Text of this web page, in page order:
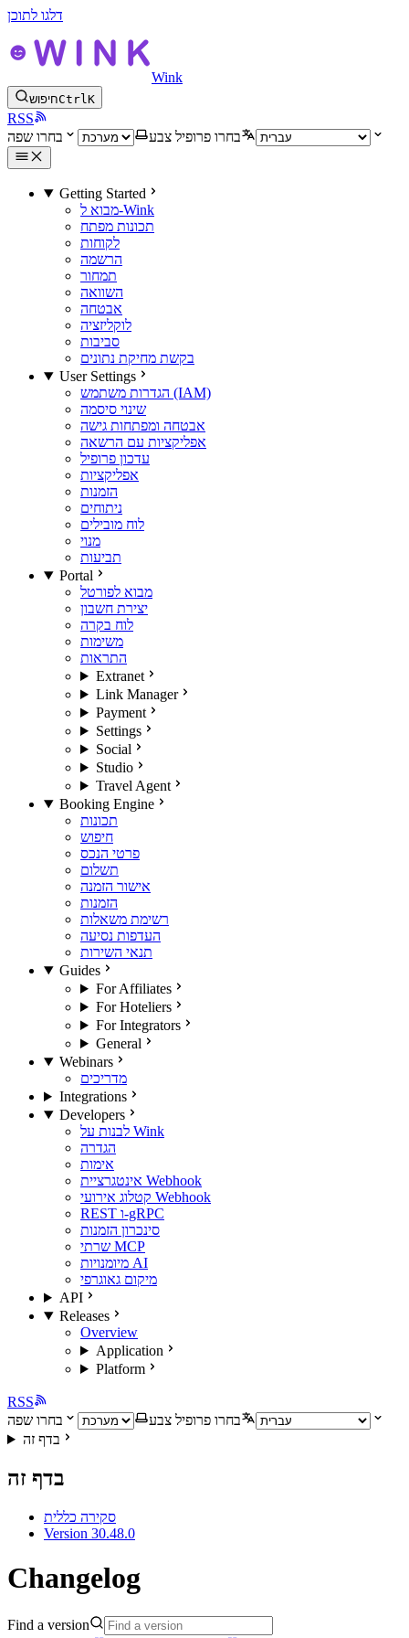
דלגו לתוכן
Wink
חיפושCtrlK
RSS
בחרו פרופיל צבע
בחרו שפה
Getting Started
מבוא ל-Wink
תכונות מפתח
לקוחות
הרשמה
תמחור
השוואה
אבטחה
לוקליזציה
סביבות
בקשת מחיקת נתונים
User Settings
הגדרות משתמש (IAM)
שינוי סיסמה
אבטחה ומפתחות גישה
אפליקציות עם הרשאה
עדכון פרופיל
אפליקציות
הזמנות
ניתוחים
לוח מובילים
מנוי
תביעות
Portal
מבוא לפורטל
יצירת חשבון
לוח בקרה
משימות
התראות
Extranet
Link Manager
Payment
Settings
Social
Studio
Travel Agent
Booking Engine
תכונות
חיפוש
פרטי הנכס
תשלום
אישור הזמנה
הזמנות
רשימת משאלות
העדפות נסיעה
תנאי השירות
Guides
For Affiliates
For Hoteliers
For Integrators
General
Webinars
מדריכים
Integrations
Developers
לבנות על Wink
הגדרה
אימות
אינטגרציית Webhook
קטלוג אירועי Webhook
REST ו-gRPC
סינכרון הזמנות
שרתי MCP
מיומנויות AI
מיקום גאוגרפי
API
Releases
Overview
Application
Platform
RSS
בחרו פרופיל צבע
בחרו שפה
בדף זה
בדף זה
סקירה כללית
Version 30.48.0
Changelog
Find a version